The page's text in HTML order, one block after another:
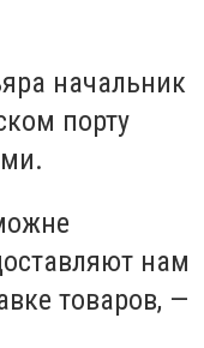
начальник
порту
нам
товаров, —